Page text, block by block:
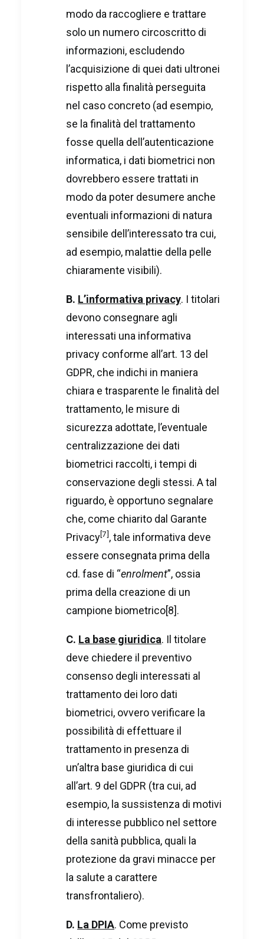
modo da raccogliere e trattare
solo un numero circoscritto di
informazioni, escludendo
l’acquisizione di quei dati ultronei
rispetto alla finalità perseguita
nel caso concreto (ad esempio,
se la finalità del trattamento
fosse quella dell’autenticazione
informatica, i dati biometrici non
dovrebbero essere trattati in
modo da poter desumere anche
eventuali informazioni di natura
sensibile dell’interessato tra cui,
ad esempio, malattie della pelle
chiaramente visibili).
B. L’informativa privacy. I titolari
devono consegnare agli
interessati una informativa
privacy conforme all’art. 13 del
GDPR, che indichi in maniera
chiara e trasparente le finalità del
trattamento, le misure di
sicurezza adottate, l’eventuale
centralizzazione dei dati
biometrici raccolti, i tempi di
conservazione degli stessi. A tal
riguardo, è opportuno segnalare
che, come chiarito dal Garante
Privacy[7], tale informativa deve
essere consegnata prima della
cd. fase di “enrolment”, ossia
prima della creazione di un
campione biometrico[8].
C. La base giuridica. Il titolare
deve chiedere il preventivo
consenso degli interessati al
trattamento dei loro dati
biometrici, ovvero verificare la
possibilità di effettuare il
trattamento in presenza di
un’altra base giuridica di cui
all’art. 9 del GDPR (tra cui, ad
esempio, la sussistenza di motivi
di interesse pubblico nel settore
della sanità pubblica, quali la
protezione da gravi minacce per
la salute a carattere
transfrontaliero).
D. La DPIA. Come previsto